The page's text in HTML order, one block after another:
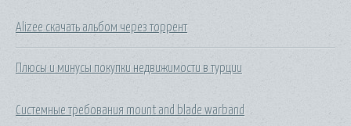
Alizee скачать альбом через торрент
Плюсы и минусы покупки недвижимости в турции
Системные требования mount and blade warband